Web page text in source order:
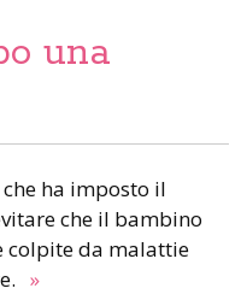
una
ha imposto il
che il bambino
colpite da malattie
»